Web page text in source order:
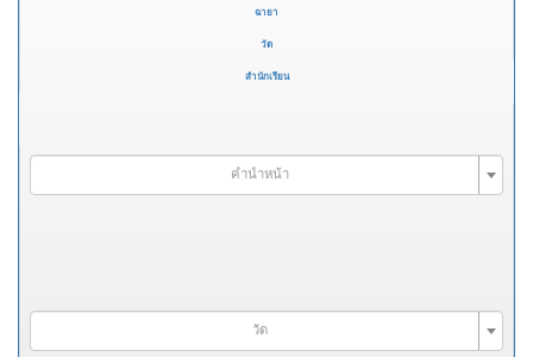
ฉายา
วัด
สำนักเรียน
คำนำหน้า
วัด